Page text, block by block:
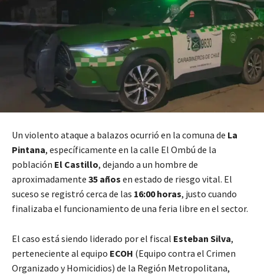
Un violento ataque a balazos ocurrió en la comuna de La
Pintana, específicamente en la calle El Ombú de la
población El Castillo, dejando a un hombre de
aproximadamente 35 años en estado de riesgo vital. El
suceso se registró cerca de las 16:00 horas, justo cuando
finalizaba el funcionamiento de una feria libre en el sector.
El caso está siendo liderado por el fiscal Esteban Silva,
perteneciente al equipo ECOH (Equipo contra el Crimen
Organizado y Homicidios) de la Región Metropolitana,